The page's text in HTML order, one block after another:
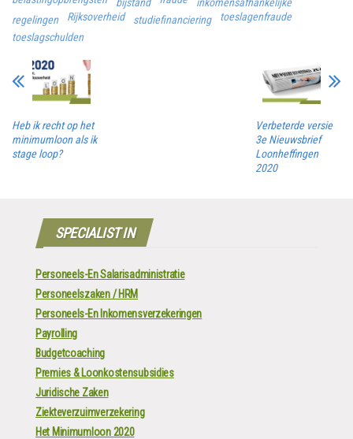
bijstand
inkomensafhankelijke
regelingen
Rijksoverheid studiefinanciering
toeslagenfraude
toeslagschulden
Heb ik recht op het
minimumloon als ik
stage loop?
Verbeterde versie
3e Nieuwsbrief
Loonheffingen
2020
SPECIALIST IN
Personeels-En Salarisadministratie
Personeelszaken / HRM
Personeels-En Inkomensverzekeringen
Payrolling
Budgetcoaching
Premies & Loonkostensubsidies
Juridische Zaken
Ziekteverzuimverzekering
Het Minimumloon 2020